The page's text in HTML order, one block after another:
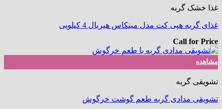
غذا خشک گربه
غذای گربه هپی کت مدل مینکاس هیربال 4 کیلویی
Call for Price
مشاهده
تشویقی گربه
تشویقی مدادی گربه طعم گوشت خرگوش